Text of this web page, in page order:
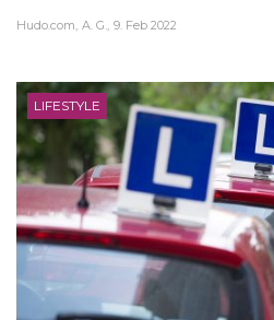
Hudo.com A. G. 9. Feb 2022
LIFESTYLE